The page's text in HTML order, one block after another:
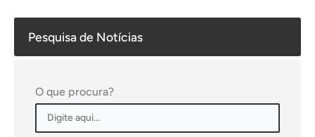
Pesquisa de Notícias
O que procura?